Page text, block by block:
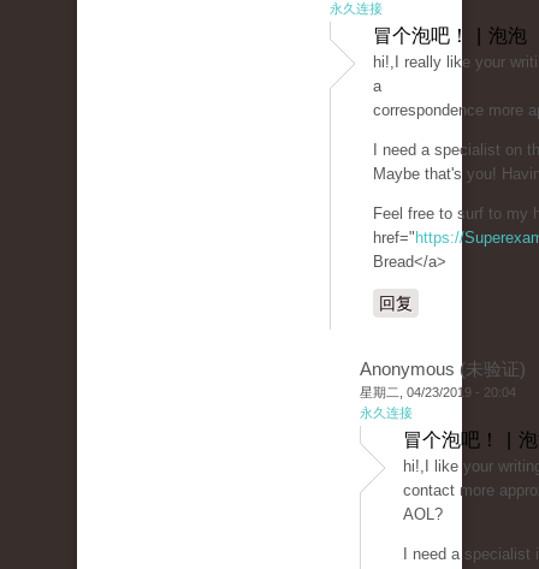
永久连接
冒个泡吧！ | 泡泡
hi!,I really like your
a
correspondence more
I need a specialist on
Maybe that's you!
Feel free to surf to my
href=" https://
Bread</a>
回复
Anonymous (未验证)
星期二, 04/23/2019 - 20:04
永久连接
冒个泡吧！ |
hi!,I like your
contact more
AOL?
I need a